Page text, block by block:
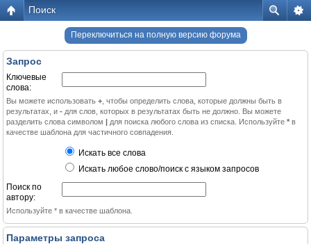
Поиск
Переключиться на полную версию форума
Запрос
Ключевые
слова:
Вы можете использовать + , чтобы определить слова, которые должны быть в
результатах, и - для слов, которых в результатах быть не должно. Вы можете
разделить слова символом | для поиска любого слова из списка. Используйте * в
качестве шаблона для частичного совпадения.
Искать все слова
Искать любое слово/поиск с языком запросов
Поиск по
автору:
Используйте * в качестве шаблона.
Параметры запроса